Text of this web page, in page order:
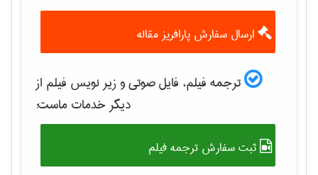
ارسال سفارش پارافریز مقاله
ترجمه فیلم، فایل صوتی و زیر نویس فیلم از
دیگر خدمات ماست:
ثبت سفارش ترجمه فیلم